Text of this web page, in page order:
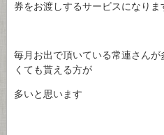
券をお渡しするサービスになりま
毎月お出で頂いている常連さん
くても貰える方が
多いと思います